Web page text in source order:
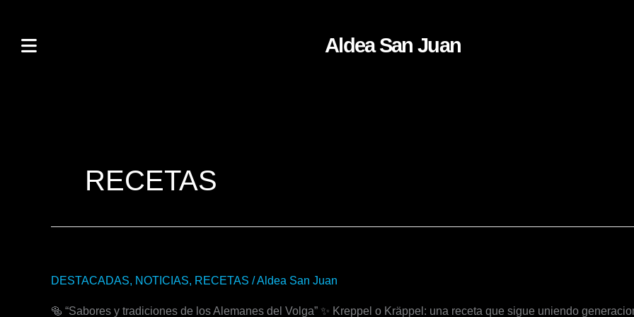
contenido
Aldea San Juan
RECETAS
DESTACADAS, NOTICIAS, RECETAS /Aldea San Juan
🥯 “Sabores y tradiciones de los Alemanes del Volga” ✨ Kreppel o Kräppel: una receta que sigue uniendo
Kreppel